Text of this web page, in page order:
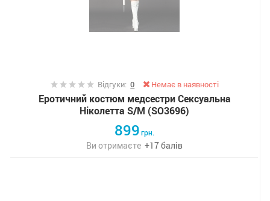
Відгуки:0 Немає в наявності
Еротичний костюм медсестри Сексуальна
Ніколетта S/M (SO3696)
899грн.
Ви отримаєте +17балів